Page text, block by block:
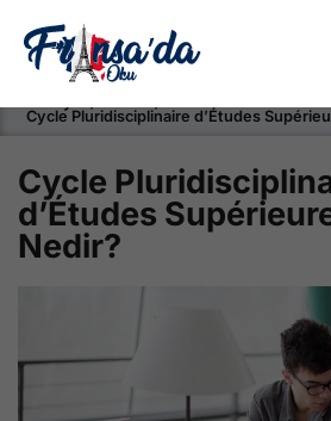
Cycle Pluridisciplinaire d’Études
Cycle
d’Études
Nedir?